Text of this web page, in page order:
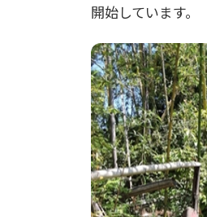
開始しています。